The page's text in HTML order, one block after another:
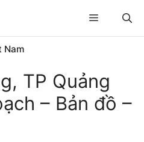
Menu
Nam
TP Quảng
– Bản đồ –